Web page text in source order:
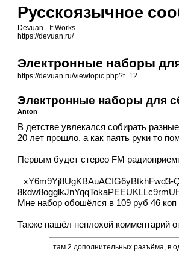
Русскоязычное
Devuan - It Works
https://devuan.ru/
Электронные наборы
https://devuan.ru/viewtopic.php?t=12
Электронные наборы для
Anton
В детстве увлекался собирать
20 лет прошло, а как паять руки то
Первым будетстерео FM
xY6m9Yj8UgKBAuACIG6yBtkhFwd3-
Мне набор обошёлся в 109 руб 46
Также нашёл неплохой комментарий
там 2 дополнительных разъёма, в